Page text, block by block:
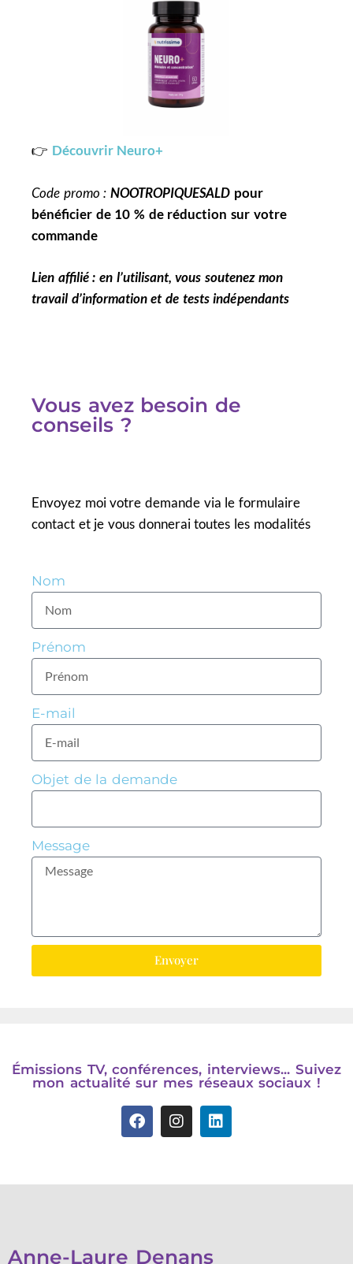
👉 Découvrir Neuro+
Code promo :NOOTROPIQUESALD pour
bénéficier de 10 % de réduction sur votre
commande
Lien affilié : en l’utilisant, vous soutenez mon
travail d’information et de tests indépendants
Vous avez besoin de
conseils ?
Envoyez moi votre demande via le formulaire
contact et je vous donnerai toutes les modalités
Nom
Prénom
E-mail
Objet de la demande
Message
Envoyer
Émissions TV, conférences, interviews... Suivez
mon actualité sur mes réseaux sociaux !
Anne-Laure Denans